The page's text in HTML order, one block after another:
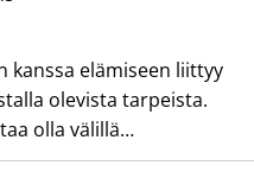
kanssa elämiseen liittyy
olevista tarpeista.
olla välillä…